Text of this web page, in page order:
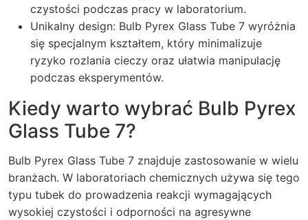
czystości podczas pracy w laboratorium.
Unikalny design: Bulb Pyrex Glass Tube 7 wyróżnia
się specjalnym kształtem, który minimalizuje
ryzyko rozlania cieczy oraz ułatwia manipulację
podczas eksperymentów.
Kiedy warto wybrać Bulb Pyrex
Glass Tube 7?
Bulb Pyrex Glass Tube 7 znajduje zastosowanie w wielu
branżach. W laboratoriach chemicznych używa się tego
typu tubek do prowadzenia reakcji wymagających
wysokiej czystości i odporności na agresywne